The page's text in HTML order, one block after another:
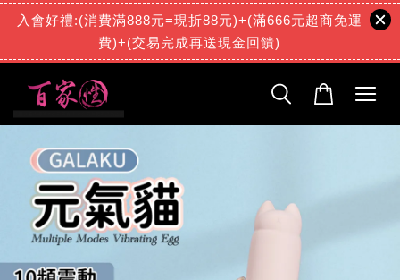
入會好禮:(消費滿888元=現折88元)+(滿666元超商免運
費)+(交易完成再送現金回饋)